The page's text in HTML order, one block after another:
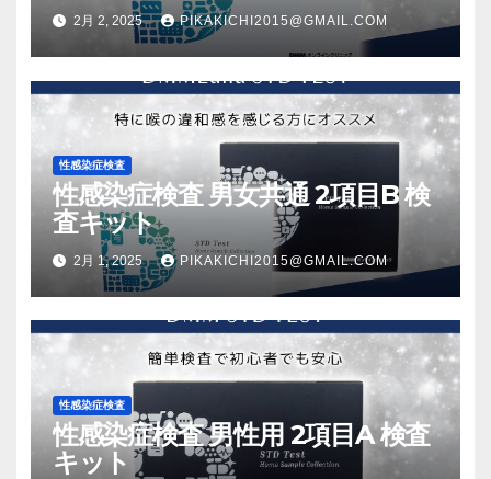
2月 2, 2025 PIKAKICHI2015@GMAIL.COM
性感染症検査
性感染症検査 男女共通 2項目B 検
査キット
2月 1, 2025 PIKAKICHI2015@GMAIL.COM
性感染症検査
性感染症検査 男性用 2項目A 検査
キット